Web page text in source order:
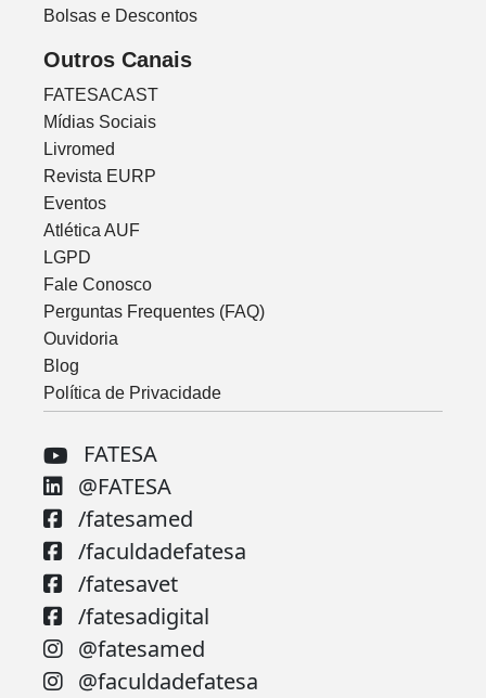
Bolsas e Descontos
Outros Canais
FATESACAST
Mídias Sociais
Livromed
Revista EURP
Eventos
Atlética AUF
LGPD
Fale Conosco
Perguntas Frequentes (FAQ)
Ouvidoria
Blog
Política de Privacidade
FATESA
@FATESA
/fatesamed
/faculdadefatesa
/fatesavet
/fatesadigital
@fatesamed
@faculdadefatesa